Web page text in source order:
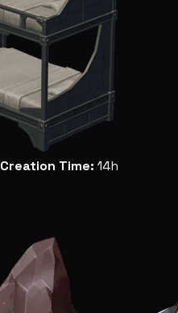
Creation Time: 14h